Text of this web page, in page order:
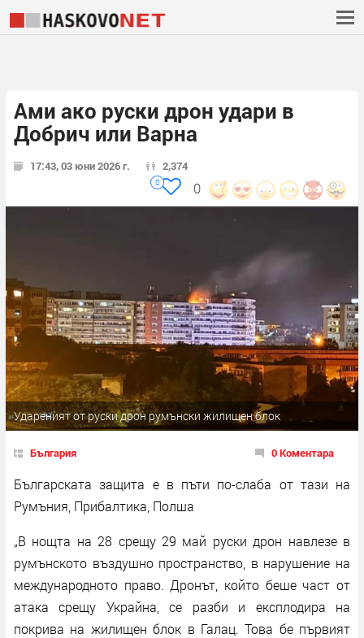
Ами ако руски дрон удари в
Добрич или Варна
17:43, 03 юни 2026 г. 2,374
0
0
Удареният от руски дрон румънски жилищен блок
България 0 Коментара
Българската защита е в пъти по-слаба от тази на
Румъния, Прибалтика, Полша
„В нощта на 28 срещу 29 май руски дрон навлезе в
румънското въздушно пространство, в нарушение на
международното право. Дронът, който беше част от
атака срещу Украйна, се разби и експлодира на
покрива на жилищен блок в Галац. Това бе първият